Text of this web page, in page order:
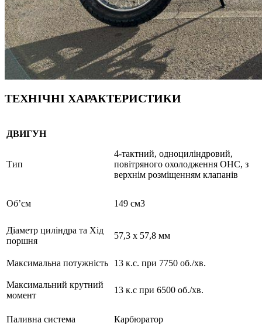
ТЕХНІЧНІ ХАРАКТЕРИСТИКИ
ДВИГУН
Тип
4-тактний, одноциліндровий,
повітряного охолодження OHC, з
верхнім розміщенням клапанів
Об’єм 149 см3
Діаметр циліндра та Хід
поршня
57,3 x 57,8 мм
Максимальна потужність 13 к.с. при 7750 об./хв.
Максимальний крутний
момент
13 к.с при 6500 об./хв.
Паливна система Карбюратор